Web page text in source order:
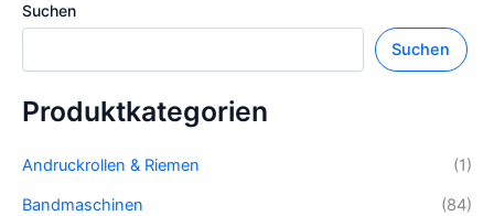
Suchen
Suchen
Produktkategorien
Andruckrollen & Riemen
(1)
Bandmaschinen
(84)